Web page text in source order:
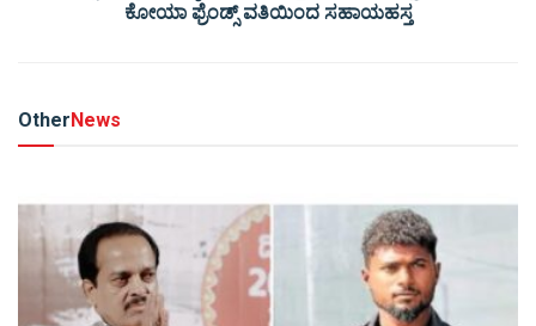
ಕೋಯಾ ಫ್ರೆಂಡ್ಸ್ ವತಿಯಿಂದ ಸಹಾಯಹಸ್ತ
OtherNews